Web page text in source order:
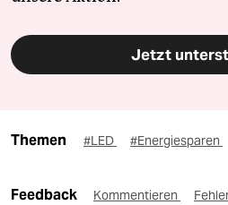
Jetzt
Themen #LED #Energiesparen
Feedback Kommentieren